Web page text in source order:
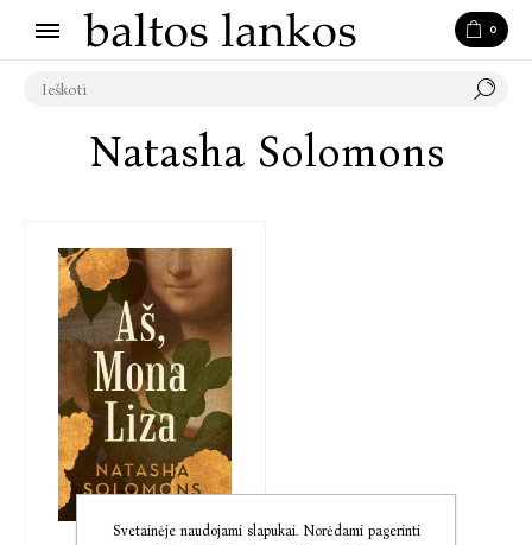
0
Natasha Solomons
Svetainėje naudojami slapukai. Norėdami pagerinti